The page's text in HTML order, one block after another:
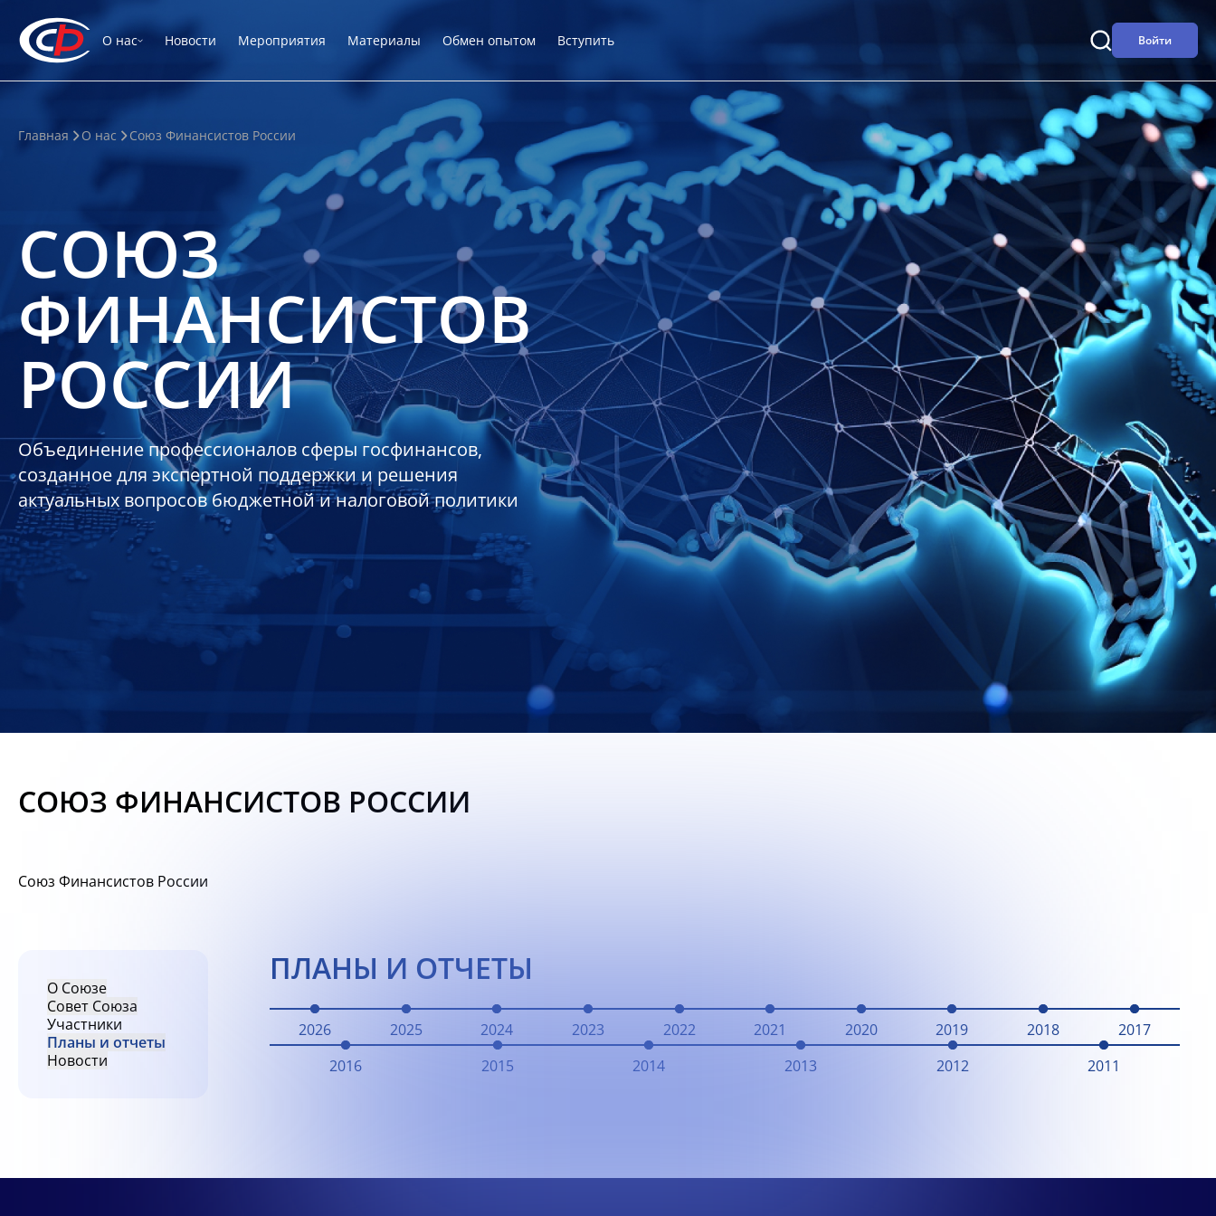
О нас Новости Мероприятия Материалы Обмен опытом Вступить Войти
Главная О нас Союз Финансистов России
СОЮЗ
ФИНАНСИСТОВ
РОССИИ
Объединение профессионалов сферы госфинансов,
созданное для экспертной поддержки и решения
актуальных вопросов бюджетной и налоговой политики
СОЮЗ ФИНАНСИСТОВ РОССИИ
Союз Финансистов России
О Союзе
Совет Союза
Участники
Планы и отчеты
Новости
ПЛАНЫ И ОТЧЕТЫ
2026 2025 2024 2023 2022 2021 2020 2019 2018
2017
2016
2015 2014 2013 2012 2011